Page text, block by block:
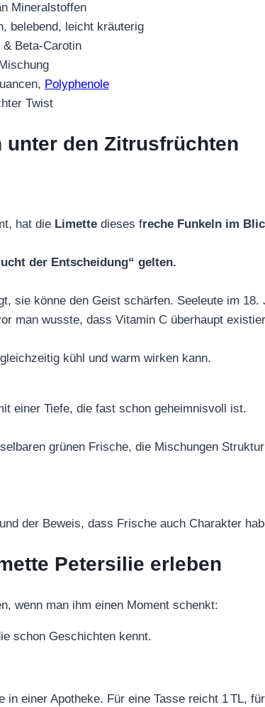
Mineralstoffen
belebend, leicht kräuterig
& Beta-Carotin
Polyphenole
Twist
den Zitrusfrüchten
hat die Limette dieses freche Funkeln im
der Entscheidung“ gelten.
sie könne den Geist schärfen. Seeleute im
man wusste, dass Vitamin C überhaupt
kühl und warm wirken kann.
einer Tiefe, die fast schon geheimnisvoll ist.
grünen Frische, die Mischungen
der Beweis, dass Frische auch Charakter
Petersilie erleben
wenn man ihm einen Moment schenkt:
schon Geschichten kennt.
einer Apotheke. Für eine Tasse reicht 1 TL,